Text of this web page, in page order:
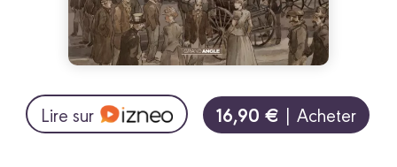
Lire sur 16,90 € | Acheter